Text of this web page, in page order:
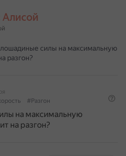
Алисой
лошадиные силы на максимальную
разгон?
#Разгон
на максимальную
на разгон?